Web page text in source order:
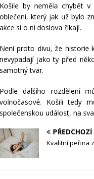
Košile by neměla chybět
oblečení, který jak už bylo
akce si o ni doslova říkají.
Není proto divu, že historie
nevypadají jako ty před
samotný tvar.
Podle dalšího rozdělení
volnočasové. Košili tedy
společenskou událost, na
PŘEDCHOZÍ
Kvalitní peřina